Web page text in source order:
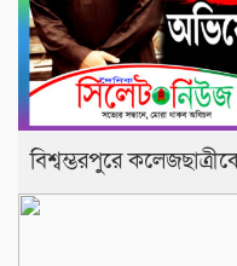
বিশ্বম্ভরপুরে